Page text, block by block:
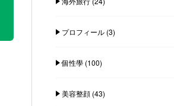
プロフィール(3)
個性學(100)
美容整顔(43)